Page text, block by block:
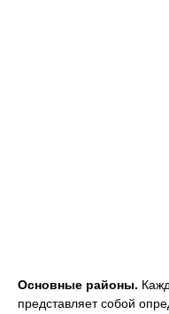
Основные районы.
представляет собой